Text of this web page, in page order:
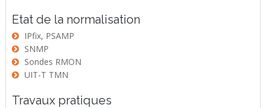
Etat de la normalisation
IPfix, PSAMP
SNMP
Sondes RMON
UIT-T TMN
Travaux pratiques